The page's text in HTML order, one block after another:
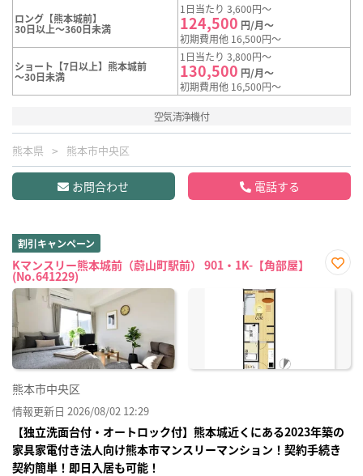
ロング【熊本城前】
30日以上～360日未満
1日当たり 3,600円～
124,500 円/月～
初期費用他 16,500円～
ショート【7日以上】熊本城前
～30日未満
1日当たり 3,800円～
130,500 円/月～
初期費用他 16,500円～
空気清浄機付
熊本県 熊本市中央区
お問合わせ 電話する
割引キャンペーン
Kマンスリー熊本城前（蔚山町駅前） 901・1K-【角部屋】
(No.641229)
に入
熊本市中央区
情報更新日 2026/08/02 12:29
【独立洗面台付・オートロック付】熊本城近くにある2023年築の
家具家電付き法人向け熊本市マンスリーマンション！契約手続き
契約簡単！即日入居も可能！